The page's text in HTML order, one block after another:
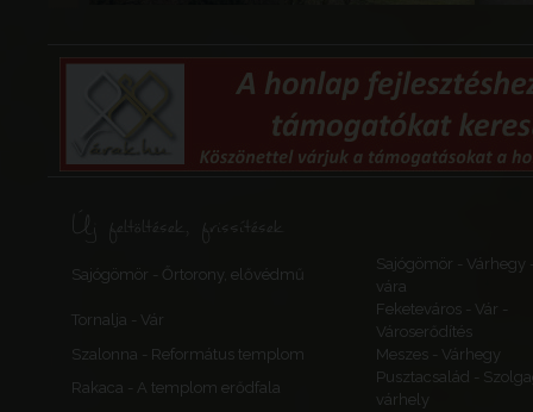
Új feltöltések, frissítések
Sajógömör - Őrtorony, elővédmű
Sajógömör - Várhegy
vára
Tornalja - Vár
Feketeváros - Vár -
Városerődítés
Szalonna - Református templom
Meszes - Várhegy
Rakaca - A templom erődfala
Pusztacsalád -
várhely